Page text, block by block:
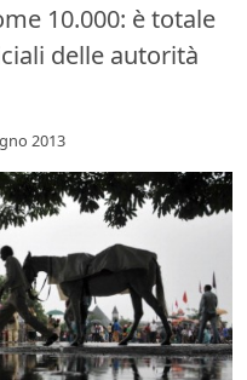
10.000: è totale
delle autorità
2013